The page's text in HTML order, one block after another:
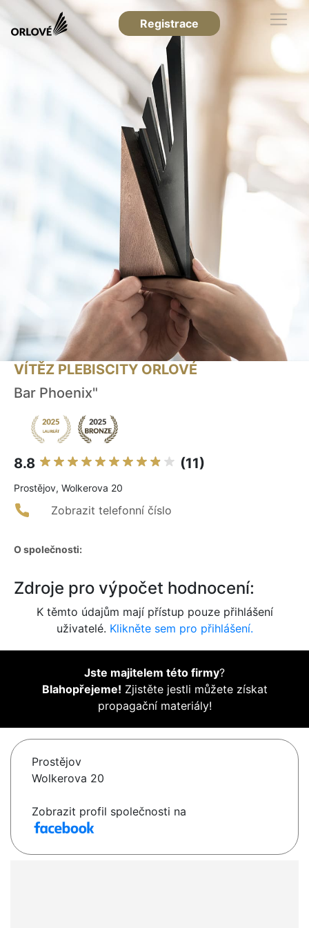
Registrace
VÍTĚZ PLEBISCITY ORLOVÉ
Bar Phoenix"
8.8 (11)
Prostějov, Wolkerova 20
Zobrazit telefonní číslo
O společnosti:
Zdroje pro výpočet hodnocení:
K těmto údajům mají přístup pouze přihlášení
uživatelé. Klikněte sem pro přihlášení.
Jste majitelem této firmy?
Blahopřejeme! Zjistěte jestli můžete získat
propagační materiály!
Prostějov
Wolkerova 20
Zobrazit profil společnosti na